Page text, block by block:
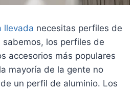
llevada necesitas perfiles de
sabemos, los perfiles de
accesorios más populares
mayoría de la gente no
un perfil de aluminio. Los